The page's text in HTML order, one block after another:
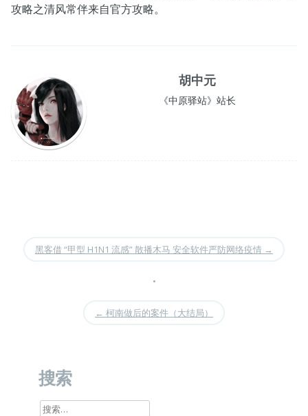
攻略之清风常伴来自官方攻略。
胡中元
《中原驿站》站长
黑客借 “甲型 H1N1 流感” 散播木马 安全软件严防网络疫情 →
•
← 柯南做后的案件（大结局）
搜索
搜